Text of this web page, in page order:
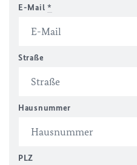
E-Mail *
Straße
Hausnummer
PLZ